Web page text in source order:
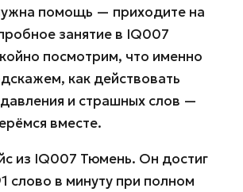
помощь — приходите на
занятие в IQ007
посмотрим, что именно
как действовать
и страшных слов —
вместе.
из IQ007 Тюмень. Он достиг
слово в минуту при полном